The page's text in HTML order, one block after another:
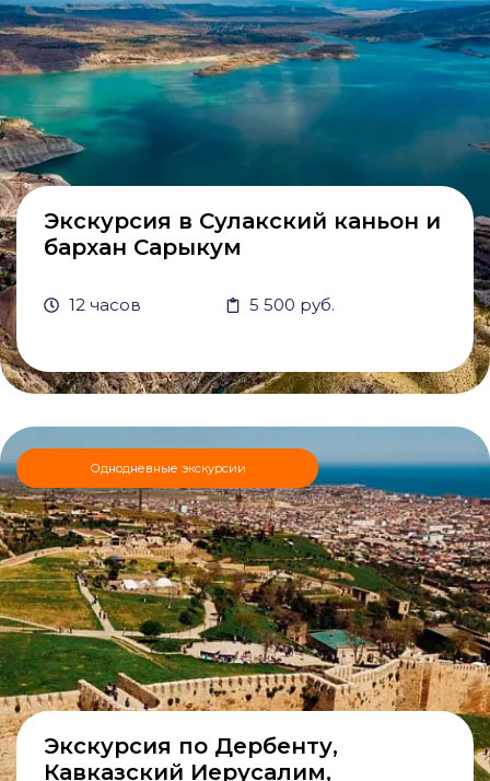
Экскурсия в Сулакский каньон и
бархан Сарыкум
12 часов 5 500 руб.
Однодневные экскурсии
Экскурсия по Дербенту,
Кавказский Иерусалим,